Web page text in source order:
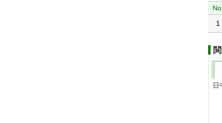
1
日